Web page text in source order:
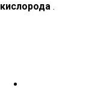
кислорода .